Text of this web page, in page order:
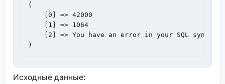
(
    [0] => 42000
    [1] => 1064
[2] => You have an error in your SQL
)
Исходные данные: